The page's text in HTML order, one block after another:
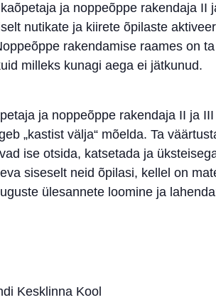
ja noppeõppe rakendaja II
nutikate ja kiirete õpilaste
rakendamise raames on
milleks kunagi aega ei jätkunud.
ja noppeõppe rakendaja II ja
„kastist välja“ mõelda. Ta
ise otsida, katsetada ja
siseselt neid õpilasi, kellel on
ülesannete loomine ja
Kesklinna Kool